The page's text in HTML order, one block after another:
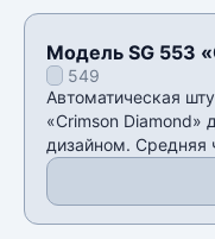
Модель SG 553
v34549
Автоматическая
«Crimson Diamond»
дизайном. Средняя